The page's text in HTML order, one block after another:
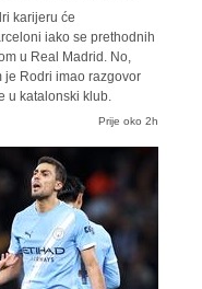
karijeru će
iako se prethodnih
u Real Madrid. No,
je Rodri imao razgovor
u katalonski klub.
Prije oko 2h